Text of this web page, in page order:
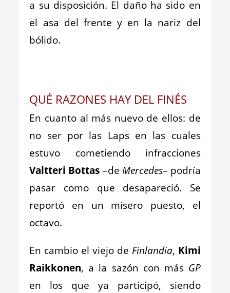
a su disposición. El daño ha sido en
el asa del frente y en la nariz del
bólido.
QUÉ RAZONES HAY DEL FINÉS
En cuanto al más nuevo de ellos: de
no ser por las Laps en las cuales
estuvo cometiendo infracciones
Valtteri Bottas –de Mercedes– podría
pasar como que desapareció. Se
reportó en un mísero puesto, el
octavo.
En cambio el viejo de Finlandia, Kimi
Raikkonen, a la sazón con más GP
en los que ya participó, siendo